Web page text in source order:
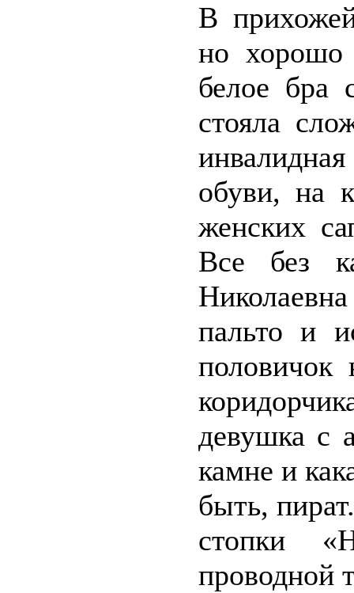
В
но хорошо
белое бра
стояла
обуви, на
женских
Все без
пальто и
половичок
девушка с
камне и
быть,
стопки
проводной